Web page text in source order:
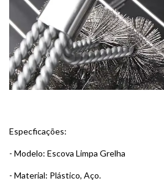
Especficações:
- Modelo: Escova Limpa Grelha
- Material: Plástico, Aço.